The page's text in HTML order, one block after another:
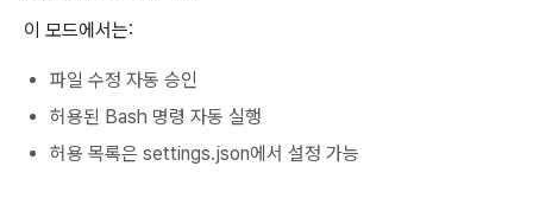
이 모드에서는:
파일 수정 자동 승인
허용된 Bash 명령 자동 실행
허용 목록은 settings.json에서 설정 가능